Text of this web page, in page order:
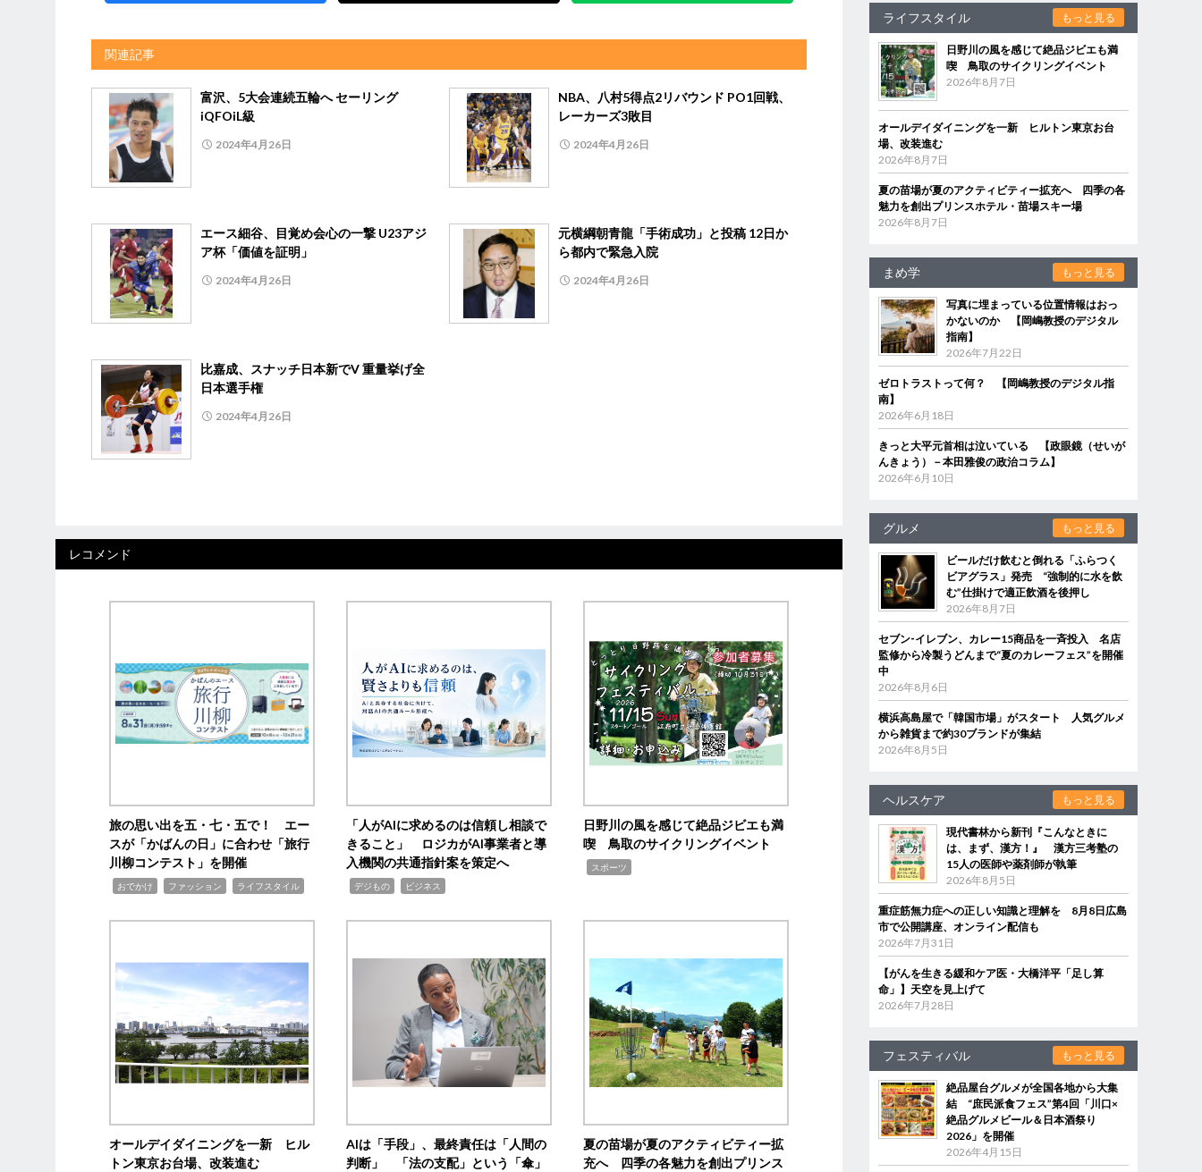
関連記事
富沢、5大会連続五輪へ セーリング
iQFOiL級
2024年4月26日
NBA、八村5得点2リバウンド PO1回戦、
レーカーズ3敗目
2024年4月26日
エース細谷、目覚め会心の一撃 U23アジ
ア杯「価値を証明」
2024年4月26日
元横綱朝青龍「手術成功」と投稿 12日か
ら都内で緊急入院
2024年4月26日
比嘉成、スナッチ日本新でV 重量挙げ全
日本選手権
2024年4月26日
レコメンド
旅の思い出を五・七・五で！ エー
スが「かばんの日」に合わせ「旅行
川柳コンテスト」を開催
おでかけ ファッション ライフスタイル
「人がAIに求めるのは信頼し相談で
きること」 ロジカがAI事業者と導
入機関の共通指針案を策定へ
デジもの ビジネス
日野川の風を感じて絶品ジビエも満
喫 鳥取のサイクリングイベント
スポーツ
オールデイダイニングを一新 ヒル
トン東京お台場、改装進む
AIは「手段」、最終責任は「人間の
判断」 「法の支配」という「傘」
夏の苗場が夏のアクティビティー拡
充へ 四季の各魅力を創出プリンス
ライフスタイル もっと見る
日野川の風を感じて絶品ジビエも満
喫 鳥取のサイクリングイベント
2026年8月7日
オールデイダイニングを一新 ヒルトン東京お台
場、改装進む
2026年8月7日
夏の苗場が夏のアクティビティー拡充へ 四季の各
魅力を創出プリンスホテル・苗場スキー場
2026年8月7日
まめ学 もっと見る
写真に埋まっている位置情報はおっ
かないのか 【岡嶋教授のデジタル
指南】
2026年7月22日
ゼロトラストって何？ 【岡嶋教授のデジタル指
南】
2026年6月18日
きっと大平元首相は泣いている 【政眼鏡（せいが
んきょう）－本田雅俊の政治コラム】
2026年6月10日
グルメ もっと見る
ビールだけ飲むと倒れる「ふらつく
ビアグラス」発売 “強制的に水を飲
む”仕掛けで適正飲酒を後押し
2026年8月7日
セブン‐イレブン、カレー15商品を一斉投入 名店
監修から冷製うどんまで“夏のカレーフェス”を開催
中
2026年8月6日
横浜高島屋で「韓国市場」がスタート 人気グルメ
から雑貨まで約30ブランドが集結
2026年8月5日
ヘルスケア もっと見る
現代書林から新刊『こんなときに
は、まず、漢方！』 漢方三考塾の
15人の医師や薬剤師が執筆
2026年8月5日
重症筋無力症への正しい知識と理解を 8月8日広島
市で公開講座、オンライン配信も
2026年7月31日
【がんを生きる緩和ケア医・大橋洋平「足し算
命」】天空を見上げて
2026年7月28日
フェスティバル もっと見る
絶品屋台グルメが全国各地から大集
結 “庶民派食フェス”第4回「川口×
絶品グルメビール＆日本酒祭り
2026」を開催
2026年4月15日